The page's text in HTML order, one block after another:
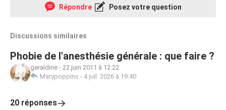
Répondre Posez votre question
Discussions similaires
Phobie de l'anesthésie générale : que faire ?
geraldine - 22 juin 2011 à 12:22
Marypoppins - 4 juil. 2026 à 19:40
20 réponses